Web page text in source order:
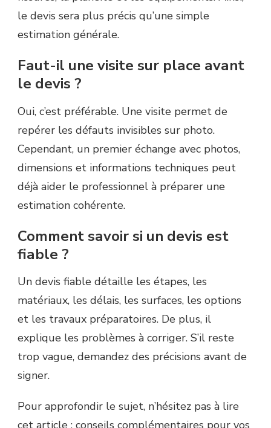
le devis sera plus précis qu’une simple
estimation générale.
Faut-il une visite sur place avant
le devis ?
Oui, c’est préférable. Une visite permet de
repérer les défauts invisibles sur photo.
Cependant, un premier échange avec photos,
dimensions et informations techniques peut
déjà aider le professionnel à préparer une
estimation cohérente.
Comment savoir si un devis est
fiable ?
Un devis fiable détaille les étapes, les
matériaux, les délais, les surfaces, les options
et les travaux préparatoires. De plus, il
explique les problèmes à corriger. S’il reste
trop vague, demandez des précisions avant de
signer.
Pour approfondir le sujet, n’hésitez pas à lire